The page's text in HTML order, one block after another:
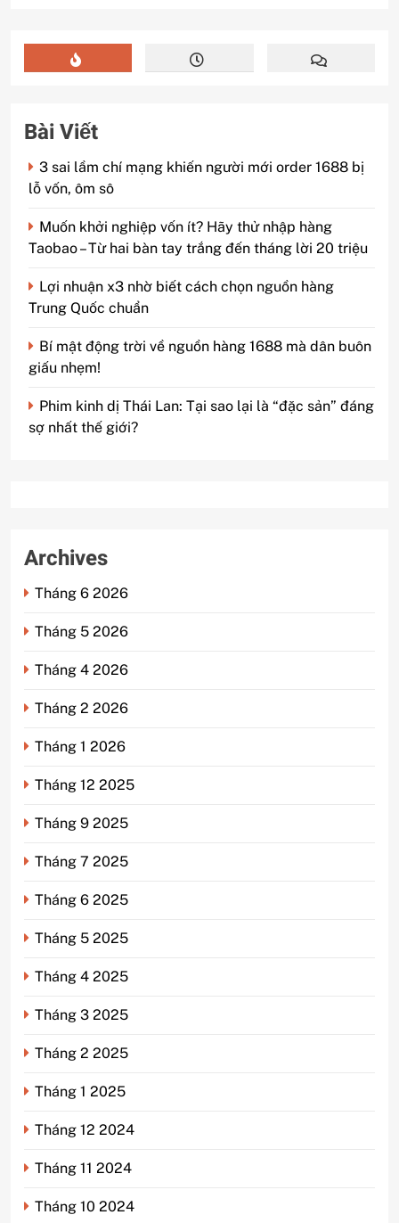
Bài Viết
3 sai lầm chí mạng khiến người mới order 1688 bị
lỗ vốn, ôm sô
Muốn khởi nghiệp vốn ít? Hãy thử nhập hàng
Taobao – Từ hai bàn tay trắng đến tháng lời 20 triệu
Lợi nhuận x3 nhờ biết cách chọn nguồn hàng
Trung Quốc chuẩn
Bí mật động trời về nguồn hàng 1688 mà dân buôn
giấu nhẹm!
Phim kinh dị Thái Lan: Tại sao lại là “đặc sản” đáng
sợ nhất thế giới?
Archives
Tháng 6 2026
Tháng 5 2026
Tháng 4 2026
Tháng 2 2026
Tháng 1 2026
Tháng 12 2025
Tháng 9 2025
Tháng 7 2025
Tháng 6 2025
Tháng 5 2025
Tháng 4 2025
Tháng 3 2025
Tháng 2 2025
Tháng 1 2025
Tháng 12 2024
Tháng 11 2024
Tháng 10 2024